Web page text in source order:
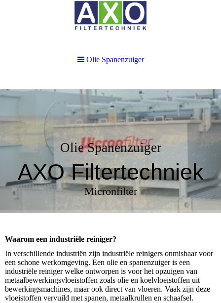
Olie Spanenzuiger
AXO Filtertechniek
Micronfilter
Waarom een industriële reiniger?
In verschillende industriën zijn industriële reinigers onmisbaar voor
een schone werkomgeving. Een olie en spanenzuiger is een
industriële reiniger welke ontworpen is voor het opzuigen van
metaalbewerkingsvloeistoffen zoals olie en koelvloeistoffen uit
bewerkingsmachines, maar ook direct van vloeren. Vaak zijn deze
vloeistoffen vervuild met spanen, metaalkrullen en schaafsel.
Olie Spanenzuiger